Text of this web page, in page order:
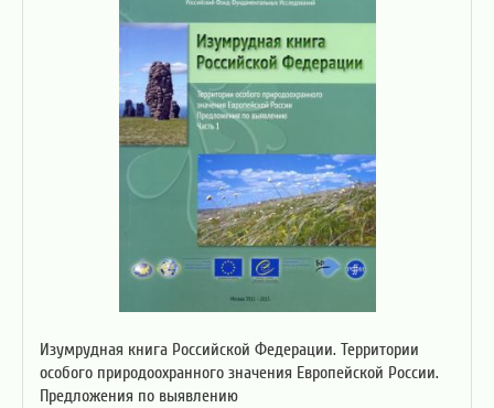
Изумрудная книга Российской Федерации. Территории
особого природоохранного значения Европейской России.
Предложения по выявлению